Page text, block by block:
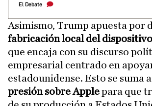
El Debate
Asimismo, Trump apuesta por
fabricación local del dispositivo
que encaja con su discurso
empresarial centrado en
estadounidense. Esto se suma a
presión sobre Applepara que